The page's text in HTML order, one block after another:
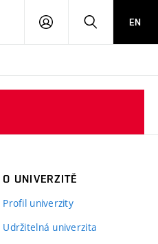
PŘIHLÁSIT HLEDATEN
O UNIVERZITĚ
Profil univerzity
Udržitelná univerzita